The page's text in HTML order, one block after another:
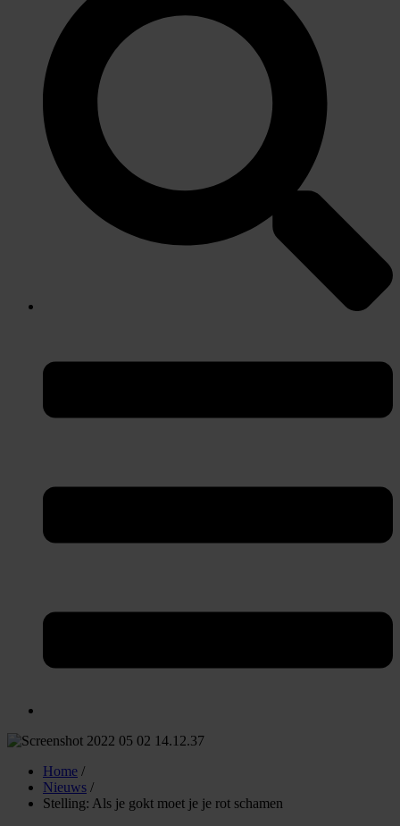
Home /
Nieuws /
Stelling: Als je gokt moet je je rot schamen